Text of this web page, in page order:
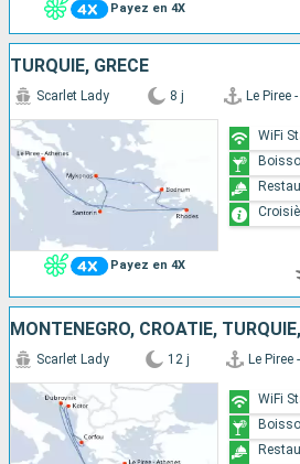
Payez en 4X
TURQUIE, GRÈCE
Payez en 4X
Scarlet Lady 8 j Le Piree
WiFi
MONTÉNÉGRO, CROATIE,
Scarlet Lady 12 j Le Piree
WiFi